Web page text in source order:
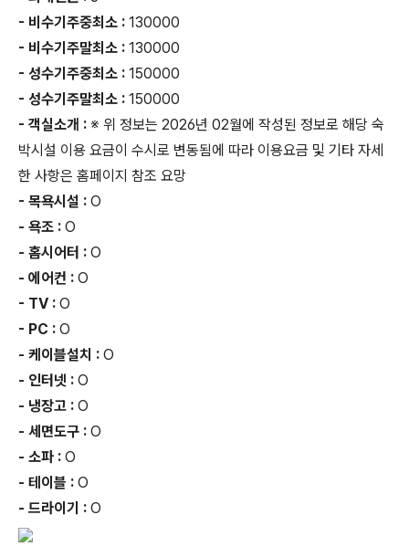
- 비수기주중최소 : 130000
- 비수기주말최소 : 130000
- 성수기주중최소 : 150000
- 성수기주말최소 : 150000
- 객실소개 : ※ 위 정보는 2026년 02월에 작성된 정보로 해당 숙
박시설 이용 요금이 수시로 변동됨에 따라 이용요금 및 기타 자세
한 사항은 홈페이지 참조 요망
- 목욕시설 : O
- 욕조 : O
- 홈시어터 : O
- 에어컨 : O
- TV : O
- PC : O
- 케이블설치 : O
- 인터넷 : O
- 냉장고 : O
- 세면도구 : O
- 소파 : O
- 테이블 : O
- 드라이기 : O